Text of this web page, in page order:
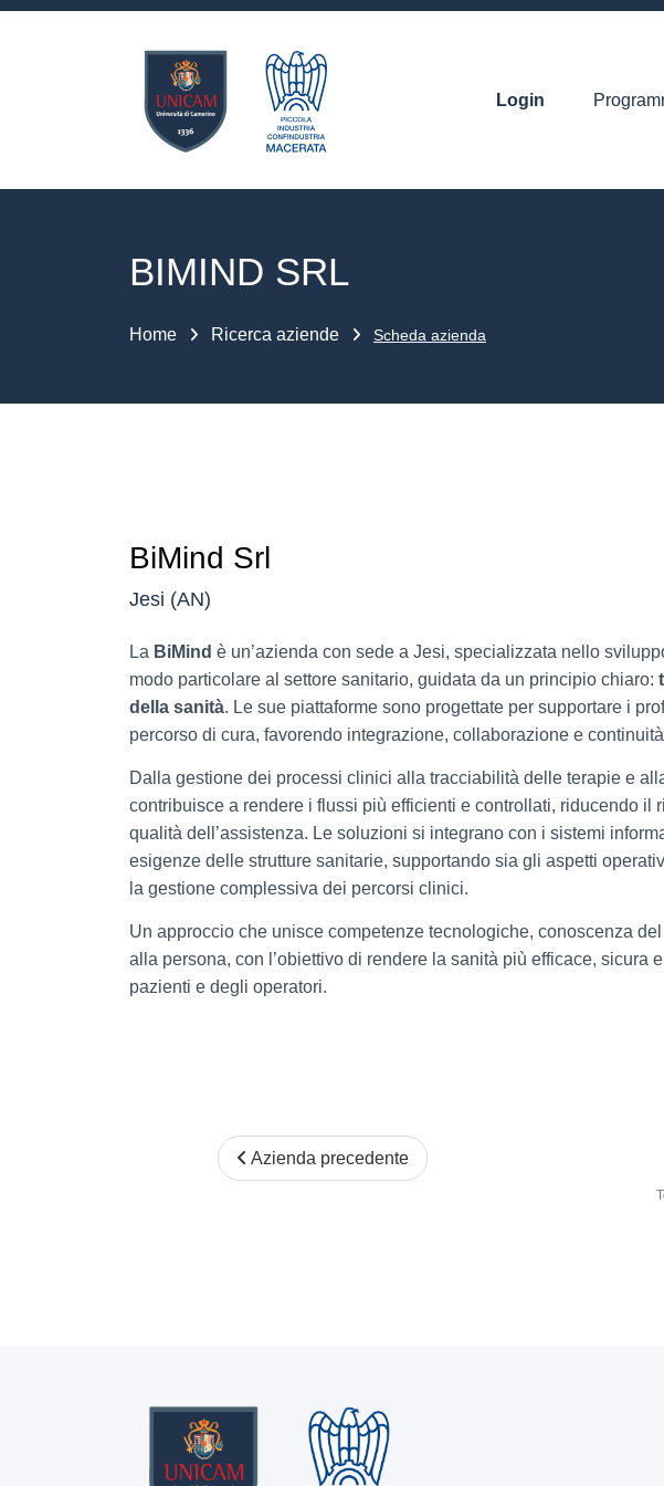
Login
BIMIND SRL
Home Ricerca aziende Scheda azienda
BiMind Srl
Jesi (AN)
La BiMind è un’azienda con sede a Jesi, specializzata nello
modo particolare al settore sanitario, guidata da un principio chiaro:
della sanità. Le sue piattaforme sono progettate per supportare i
percorso di cura, favorendo integrazione, collaborazione e
Dalla gestione dei processi clinici alla tracciabilità delle terapie e
contribuisce a rendere i flussi più efficienti e controllati, riducendo il
qualità dell’assistenza. Le soluzioni si integrano con i sistemi
esigenze delle strutture sanitarie, supportando sia gli aspetti
la gestione complessiva dei percorsi clinici.
Un approccio che unisce competenze tecnologiche, conoscenza
alla persona, con l’obiettivo di rendere la sanità più efficace, sicura
pazienti e degli operatori.
Azienda precedente